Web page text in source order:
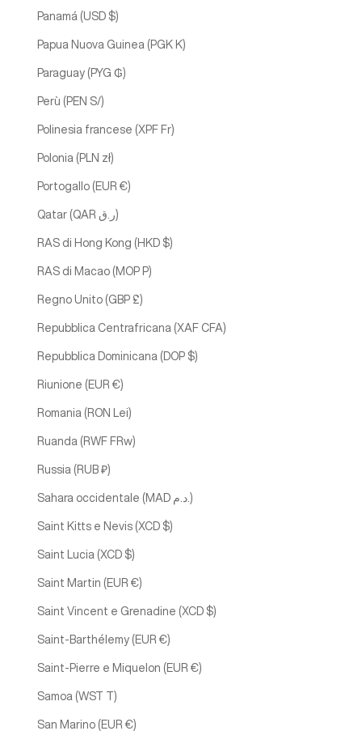
Panamá (USD $)
Papua Nuova Guinea (PGK K)
Paraguay (PYG ₲)
Perù (PEN S/)
Polinesia francese (XPF Fr)
Polonia (PLN zł)
Portogallo (EUR €)
Qatar (QAR ر.ق)
RAS di Hong Kong (HKD $)
RAS di Macao (MOP P)
Regno Unito (GBP £)
Repubblica Centrafricana (XAF CFA)
Repubblica Dominicana (DOP $)
Riunione (EUR €)
Romania (RON Lei)
Ruanda (RWF FRw)
Russia (RUB ₽)
Sahara occidentale (MAD د.م.)
Saint Kitts e Nevis (XCD $)
Saint Lucia (XCD $)
Saint Martin (EUR €)
Saint Vincent e Grenadine (XCD $)
Saint-Barthélemy (EUR €)
Saint-Pierre e Miquelon (EUR €)
Samoa (WST T)
San Marino (EUR €)